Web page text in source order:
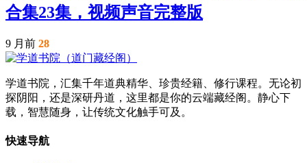
合集23集，视频声音完整版
9 月前 28
学道书院，汇集千年道典精华、珍贵经籍、修行课程。无论初
探阴阳，还是深研丹道，这里都是你的云端藏经阁。静心下
载，智慧随身，让传统文化触手可及。
快速导航